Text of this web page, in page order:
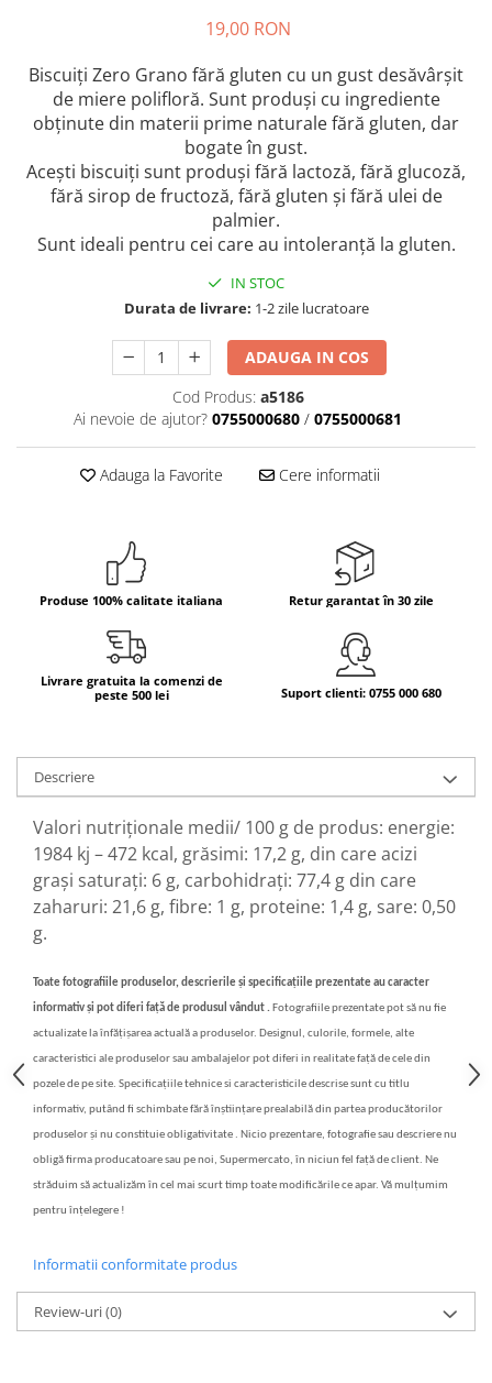
Sosuri de rosii si pasta de tomate
Sosuri paste
Produse proaspete
Blaturi de pizza
Branzeturi italiene
Dulciuri italiene
Bomboane italiene
Snacksuri italiene
Vinuri italiene
Bauturi aperitive, alcoolice
Apa italiana
Sucuri si bauturi racoritoare
Panettone cozonac italian,
Produse fara gluten
Produse de panificatie
Produse de patiserie
Solutii curatat suprafete baie
Solutii anticalcar
Igiena casei
Solutie curatat geamuri
Degresant universal
Parfum, odorizant camera
Detergenti pardoseli
Sapun Lichid sau Solid
Antibacterian Pentru Fata sau
Maini
Servetele umede, nazale
Parfumuri Italiene
Produse Igiena Dentara
Periute de Dinti
Geluri intime
19,00 RON
Biscuiți Zero Grano fără gluten cu un gust desăvârșit
de miere polifloră. Sunt produși cu ingrediente
obținute din materii prime naturale fără gluten, dar
bogate în gust.
Acești biscuiți sunt produși fără lactoză, fără glucoză,
fără sirop de fructoză, fără gluten și fără ulei de
palmier.
Sunt ideali pentru cei care au intoleranță la gluten.
IN STOC
Durata de livrare: 1-2 zile lucratoare
ADAUGA IN COS
Cod Produs: a5186
Ai nevoie de ajutor? 0755000680 / 0755000681
Adauga la Favorite Cere informatii
Produse 100% calitate italiana Retur garantat în 30 zile
Livrare gratuita la comenzi de
peste 500 lei
Suport clienti: 0755 000 680
Descriere
Valori nutriționale medii/ 100 g de produs: energie:
1984 kj – 472 kcal, grăsimi: 17,2 g, din care acizi
grași saturați: 6 g, carbohidrați: 77,4 g din care
zaharuri: 21,6 g, fibre: 1 g, proteine: 1,4 g, sare: 0,50
g.
Toate fotografiile produselor, descrierile și specificațiile prezentate au caracter
informativ și pot diferi față de produsul vândut .Fotografiile prezentate pot să nu fie
actualizate la înfățișarea actuală a produselor. Designul, culorile, formele, alte
caracteristici ale produselor sau ambalajelor pot diferi in realitate față de cele din
pozele de pe site. Specificațiile tehnice si caracteristicile descrise sunt cu titlu
informativ, putând fi schimbate fără înștiințare prealabilă din partea producătorilor
produselor și nu constituie obligativitate . Nicio prezentare, fotografie sau descriere nu
obligă firma producatoare sau pe noi, Supermercato, în niciun fel față de client. Ne
străduim să actualizăm în cel mai scurt timp toate modificările ce apar. Vă mulțumim
pentru înțelegere !
Informatii conformitate produs
Review-uri(0)